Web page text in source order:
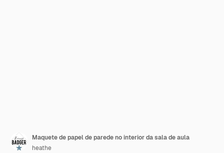
Maquete de papel de parede no interior da sala de aula
heathe